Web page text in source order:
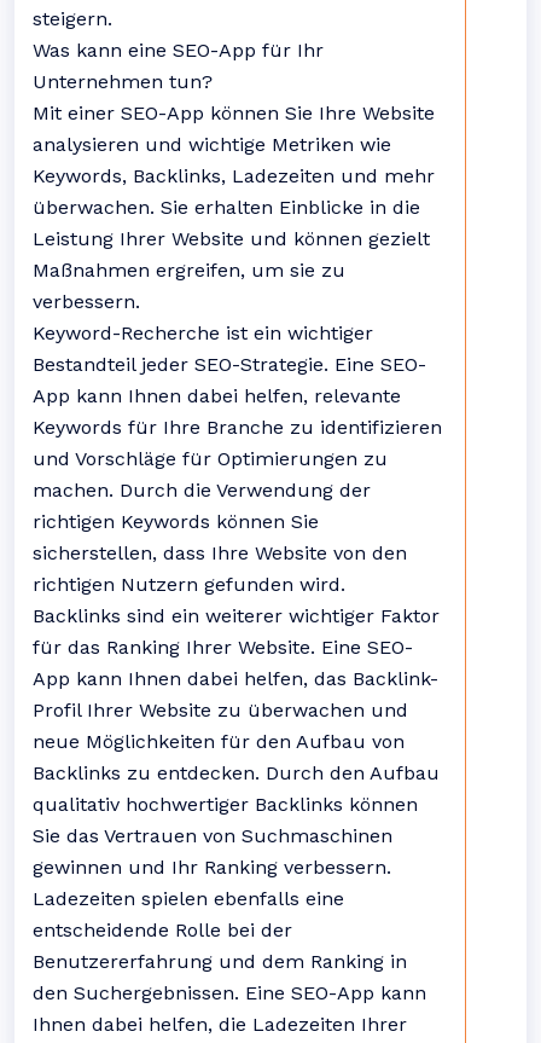
steigern.
Was kann eine SEO-App für Ihr
Unternehmen tun?
Mit einer SEO-App können Sie Ihre Website
analysieren und wichtige Metriken wie
Keywords, Backlinks, Ladezeiten und mehr
überwachen. Sie erhalten Einblicke in die
Leistung Ihrer Website und können gezielt
Maßnahmen ergreifen, um sie zu
verbessern.
Keyword-Recherche ist ein wichtiger
Bestandteil jeder SEO-Strategie. Eine SEO-
App kann Ihnen dabei helfen, relevante
Keywords für Ihre Branche zu identifizieren
und Vorschläge für Optimierungen zu
machen. Durch die Verwendung der
richtigen Keywords können Sie
sicherstellen, dass Ihre Website von den
richtigen Nutzern gefunden wird.
Backlinks sind ein weiterer wichtiger Faktor
für das Ranking Ihrer Website. Eine SEO-
App kann Ihnen dabei helfen, das Backlink-
Profil Ihrer Website zu überwachen und
neue Möglichkeiten für den Aufbau von
Backlinks zu entdecken. Durch den Aufbau
qualitativ hochwertiger Backlinks können
Sie das Vertrauen von Suchmaschinen
gewinnen und Ihr Ranking verbessern.
Ladezeiten spielen ebenfalls eine
entscheidende Rolle bei der
Benutzererfahrung und dem Ranking in
den Suchergebnissen. Eine SEO-App kann
Ihnen dabei helfen, die Ladezeiten Ihrer